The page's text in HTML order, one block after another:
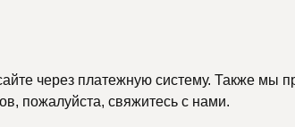
через платежную систему. Также мы
пожалуйста, свяжитесь с нами.